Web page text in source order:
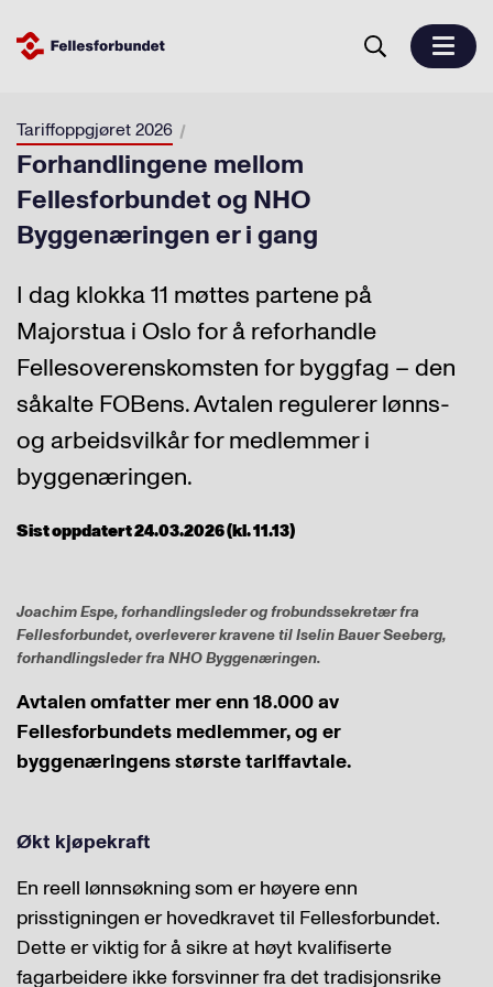
Tariffoppgjøret 2026
Forhandlingene mellom
Fellesforbundet og NHO
Byggenæringen er i gang
I dag klokka 11 møttes partene på
Majorstua i Oslo for å reforhandle
Fellesoverenskomsten for byggfag – den
såkalte FOBens. Avtalen regulerer lønns-
og arbeidsvilkår for medlemmer i
byggenæringen.
Sist oppdatert 24.03.2026 (kl. 11.13)
Joachim Espe, forhandlingsleder og frobundssekretær fra
Fellesforbundet, overleverer kravene til Iselin Bauer Seeberg,
forhandlingsleder fra NHO Byggenæringen.
Avtalen omfatter mer enn 18.000 av
Fellesforbundets medlemmer, og er
byggenæringens største tariffavtale.
Økt kjøpekraft
En reell lønnsøkning som er høyere enn
prisstigningen er hovedkravet til Fellesforbundet.
Dette er viktig for å sikre at høyt kvalifiserte
fagarbeidere ikke forsvinner fra det tradisjonsrike